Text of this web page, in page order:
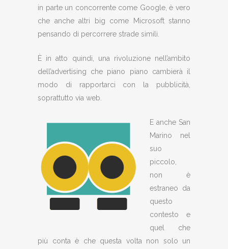
in parte un concorrente come Google, è vero
che anche altri big come Microsoft stanno
pensando di percorrere strade simili.
È in atto quindi, una rivoluzione nell’ambito
dell’advertising che piano piano cambierà il
modo di rapportarci con la pubblicità,
soprattutto via web.
E anche San
Marino nel
suo
piccolo,
non è
estraneo da
questo
contesto e
quel che
più conta è che questa volta non solo un